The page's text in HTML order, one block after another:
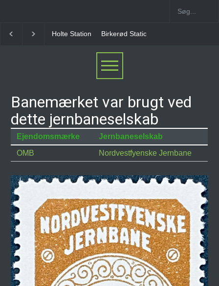
Holte Station Birkerød Station
Banemærket var brugt ved
dette jernbaneselskab
Ejendomsmærke
Jernbaneselskab
OMB
Nordvestfyenske Jernbane